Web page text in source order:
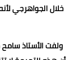
خلال الجواهرجي
ولفت الأستاذ